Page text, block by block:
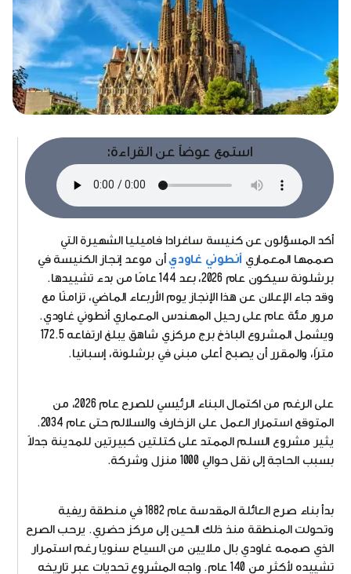
استمع عوضاً عن القراءة:
أكد المسؤلون عن كنيسة ساغرادا فاميليا الشهيرة التي
صممها المعماري أنطوني غاوديأن موعد إنجاز الكنيسة في
برشلونة سيكون عام 2026، بعد 144 عامًا من بدء تشييدها.
وقد جاء الإعلان عن هذا الإنجاز يوم الأربعاء الماضي، تزامنًا مع
مرور مئة عام على رحيل المهندس المعماري أنطوني غاودي.
ويشمل المشروع الباذخ برج مركزي شاهق يبلغ ارتفاعه 172.5
مترًا، والمقرر أن يصبح أعلى مبنى في برشلونة، إسبانيا.
على الرغم من اكتمال البناء الرئيسي للصرح عام 2026، من
المتوقع استمرار العمل على الزخارف والسلالم حتى عام 2034.
يثير مشروع السلم الممتد على كتلتين كبيرتين للمدينة جدلاً
بسبب الحاجة إلى نقل حوالي 1000 منزل وشركة.
بدأ بناء صرح العائلة المقدسة عام 1882 في منطقة ريفية
وتحولت المنطقة منذ ذلك الحين إلى مركز حضري. يرحب الصرح
الذي صممه غاودي بال ملايين من السياح سنويا رغم استمرار
تشييده لأكثر من 140 عام. واجه المشروع تحديات عبر تاريخه